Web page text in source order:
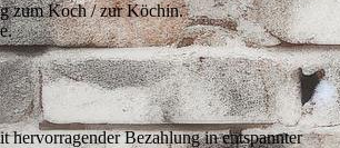
zum Koch / zur Köchin.
hervorragender Bezahlung in entspannter